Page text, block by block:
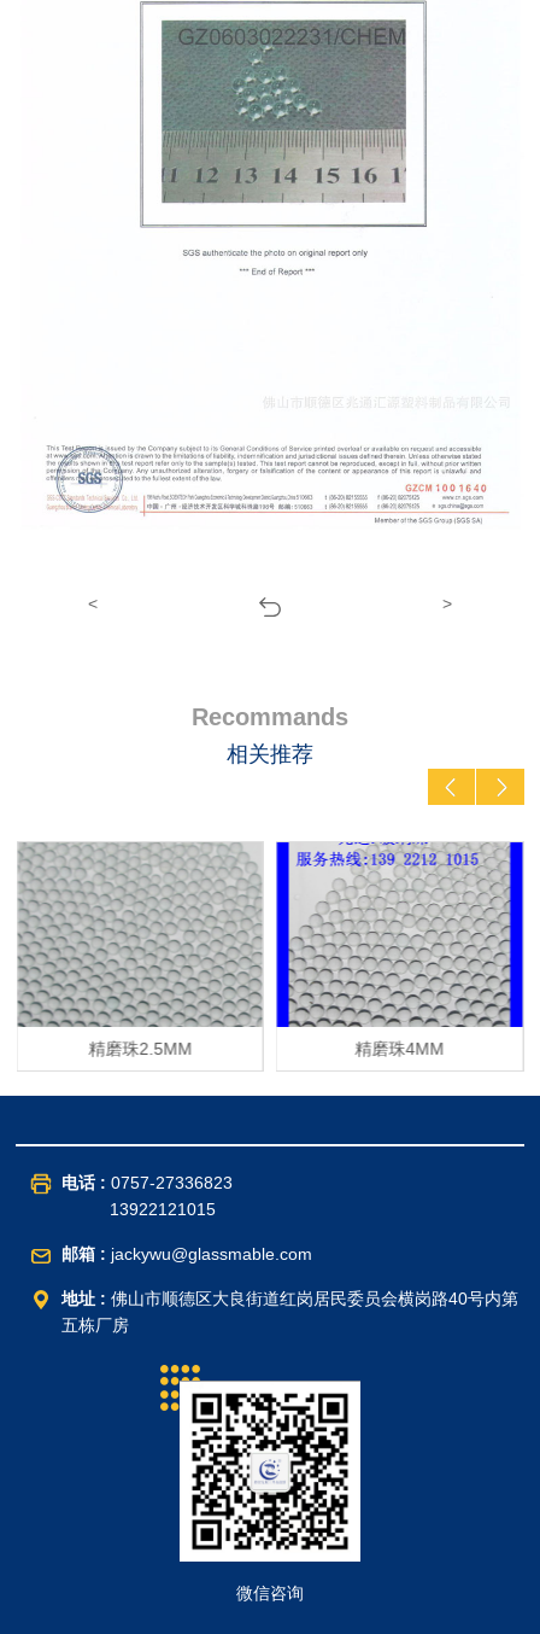
< >
Recommands
相关推荐
精磨珠2.5MM 精磨珠4MM
电话 : 0757-27336823
13922121015
邮箱 : jackywu@glassmable.com
地址 : 佛山市顺德区大良街道红岗居民委员会横岗路40号内第
五栋厂房
微信咨询